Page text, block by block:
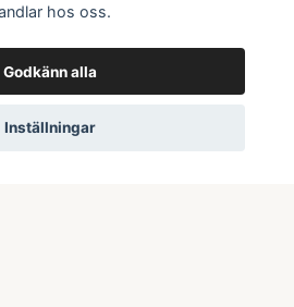
Prenumerera
hos oss.
Godkänn alla
Inställningar